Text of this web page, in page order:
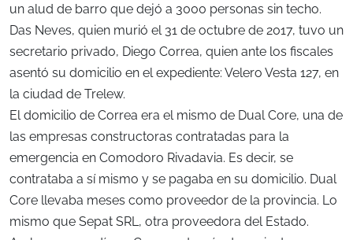
un alud de barro que dejó a 3000 personas sin techo.
Das Neves, quien murió el 31 de octubre de 2017, tuvo un
secretario privado, Diego Correa, quien ante los fiscales
asentó su domicilio en el expediente: Velero Vesta 127, en
la ciudad de Trelew.
El domicilio de Correa era el mismo de Dual Core, una de
las empresas constructoras contratadas para la
emergencia en Comodoro Rivadavia. Es decir, se
contrataba a sí mismo y se pagaba en su domicilio. Dual
Core llevaba meses como proveedor de la provincia. Lo
mismo que Sepat SRL, otra proveedora del Estado.